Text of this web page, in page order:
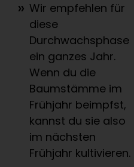
Wir empfehlen für
diese
Durchwachsphase
ein ganzes Jahr.
Wenn du die
Baumstämme im
Frühjahr beimpfst,
kannst du sie also
im nächsten
Frühjahr kultivieren.